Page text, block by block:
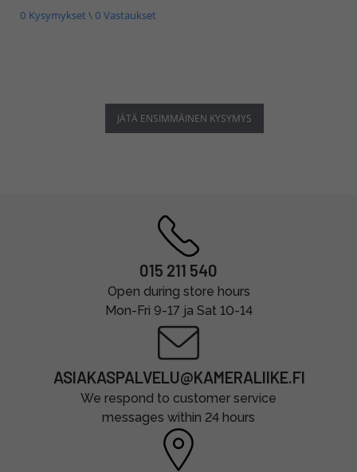
0 Kysymykset \ 0 Vastaukset
JÄTÄ ENSIMMÄINEN KYSYMYS
015 211 540
Open during store hours
Mon-Fri 9-17 ja Sat 10-14
ASIAKASPALVELU@KAMERALIIKE.FI
We respond to customer service
messages within 24 hours